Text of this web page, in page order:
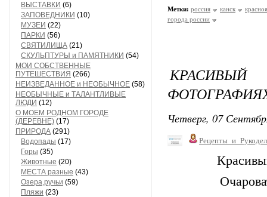
ВЫСТАВКИ (6)
ЗАПОВЕДНИКИ (10)
МУЗЕИ (22)
ПАРКИ (56)
СВЯТИЛИЩА (21)
СКУЛЬПТУРЫ и ПАМЯТНИКИ (54)
МОИ СОБСТВЕННЫЕ
ПУТЕШЕСТВИЯ (266)
НЕИЗВЕДАННОЕ и НЕОБЫЧНОЕ (58)
НЕОБЫЧНЫЕ и ТАЛАНТЛИВЫЕ
ЛЮДИ (12)
О МОЕМ РОДНОМ ГОРОДЕ
(ДЕРЕВНЕ) (17)
ПРИРОДА (291)
Водопады (17)
Горы (35)
Животные (20)
МЕСТА разные (43)
Озера,ручьи (59)
Пляжи (23)
Метки: россия канск
города россии
Четверг, 07